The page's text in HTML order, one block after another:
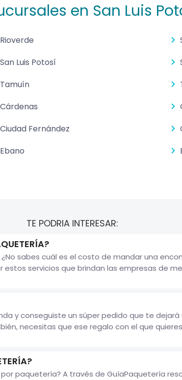
en San Luis
Rioverde
San Luis Potosí
Tamuín
Cárdenas
Ciudad Fernández
Ebano
TE PODRIA INTERESAR:
sabes cuál es el costo de mandar una
servicios que brindan las empresas de
y conseguiste un súper pedido que te
necesitas que ese regalo con el que
paquetería? A través de GuíaPaquetería